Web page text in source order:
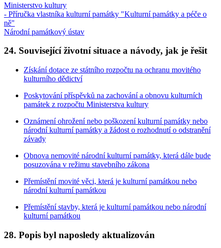
Ministerstvo kultury
- Příručka vlastníka kulturní památky "Kulturní památky a péče o
ně"
Národní památkový ústav
24. Související životní situace a návody, jak je řešit
Získání dotace ze státního rozpočtu na ochranu movitého
kulturního dědictví
Poskytování příspěvků na zachování a obnovu kulturních
památek z rozpočtu Ministerstva kultury
Oznámení ohrožení nebo poškození kulturní památky nebo
národní kulturní památky a žádost o rozhodnutí o odstranění
závady
Obnova nemovité národní kulturní památky, která dále bude
posuzována v režimu stavebního zákona
Přemístění movité věci, která je kulturní památkou nebo
národní kulturní památkou
Přemístění stavby, která je kulturní památkou nebo národní
kulturní památkou
28. Popis byl naposledy aktualizován